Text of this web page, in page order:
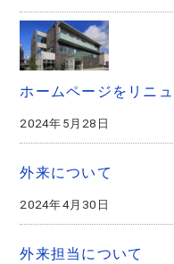
ホームページをリニ
2024年5月28日
外来について
2024年4月30日
外来担当について